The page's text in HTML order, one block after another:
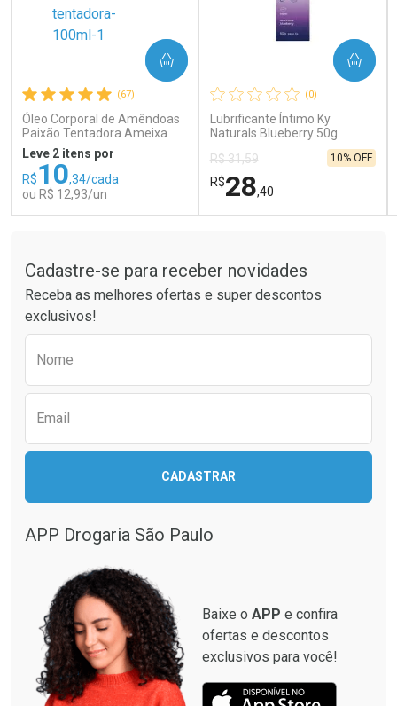
Comprar sem Desconto
Por R$ 66,43/cada
Comprar sem Desconto
Por R$ 66,43/cada
Comprar sem Desconto
Por R$ 26,99/cada
Comprar sem Desconto
Por R$ 26,99/cada
(67)
Óleo Corporal de Amêndoas
Paixão Tentadora Ameixa
Rubi 100ml
Leve 2 itens por
R$10,34/cada
ou R$ 12,93/un
COMPRAR
Laboratório
Comprar sem Desconto
Por Menos
Comprar sem Desconto
(0)
Lubrificante Íntimo Ky
Naturals Blueberry 50g
R$ 31,59
R$28,40
10% OFF
COMPRAR
Laboratório
Comprar sem Desconto
Por Menos
Comprar sem Desconto
Cadastre-se para receber novidades
Receba as melhores ofertas e super descontos
exclusivos!
Nome
Email
CADASTRAR
APP Drogaria São Paulo
Baixe o APP e confira
ofertas e descontos
exclusivos para você!